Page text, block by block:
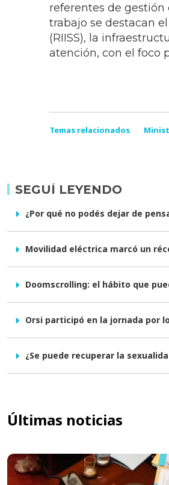
referentes de gestión
trabajo se destacan
(RIISS), la
atención, con el foco
Temas relacionados
SEGUÍ LEYENDO
¿Por qué no podés dejar de
Movilidad eléctrica marcó un
Doomscrolling: el hábito que
Orsi participó en la jornada por
¿Se puede recuperar la
Últimas noticias